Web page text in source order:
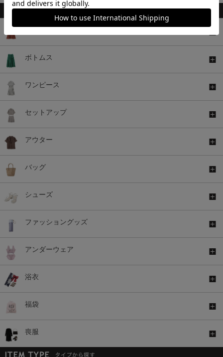
ボトムス
ワンピース
セットアップ
アウター
バッグ
シューズ
ファッショングッズ
アンダーウェア
浴衣
福袋
喪服